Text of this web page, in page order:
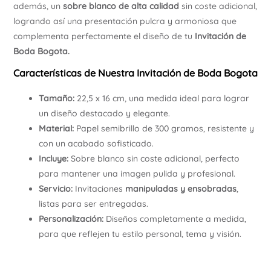
además, un sobre blanco de alta calidad sin coste adicional,
logrando así una presentación pulcra y armoniosa que
complementa perfectamente el diseño de tu Invitación de
Boda Bogota.
Características de Nuestra Invitación de Boda Bogota
Tamaño:22,5 x 16 cm, una medida ideal para lograr
un diseño destacado y elegante.
Material:Papel semibrillo de 300 gramos, resistente y
con un acabado sofisticado.
Incluye:Sobre blanco sin coste adicional, perfecto
para mantener una imagen pulida y profesional.
Servicio:Invitaciones manipuladas y ensobradas,
listas para ser entregadas.
Personalización:Diseños completamente a medida,
para que reflejen tu estilo personal, tema y visión.